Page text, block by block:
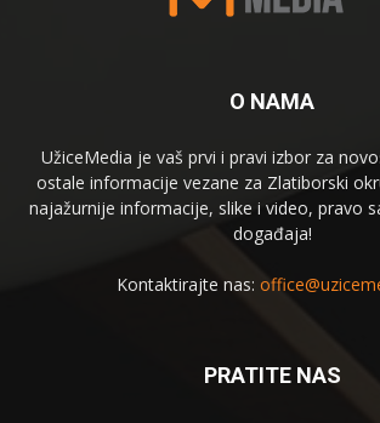
O NAMA
UžiceMedia je vaš prvi i pravi izbor za
ostale informacije vezane za Zlatiborski
najažurnije informacije, slike i video, pravo
događaja!
Kontaktirajte nas:
PRATITE NAS